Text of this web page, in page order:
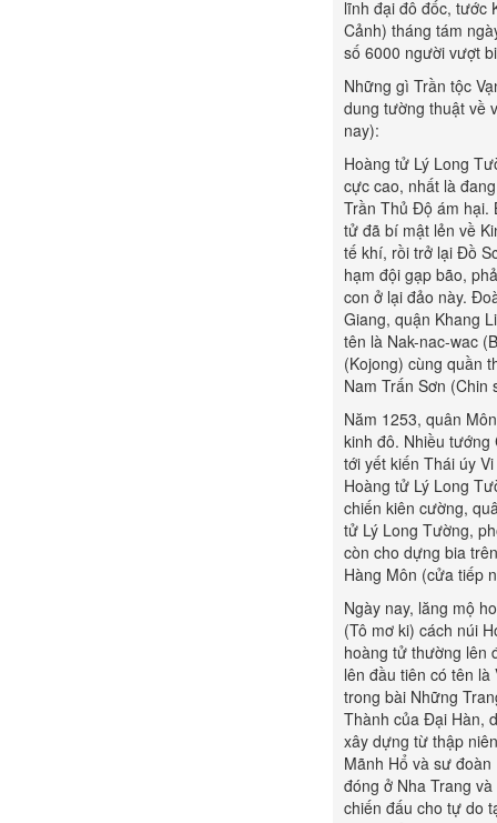
lĩnh đại đô đốc, tước
Cảnh) tháng tám
số 6000 người vượt
Những gì Trần tộc
dung tường thuật về
nay):
Hoàng tử Lý Long
cực cao, nhất là
Trần Thủ Độ ám hại.
tử đã bí mật lẻn về
tế khí, rồi trở lại Đồ
hạm đội gạp bão,
con ở lại đảo này.
Giang, quận Khang
tên là Nak-nac-wac
(Kojong) cùng quần
Nam Trấn Sơn
Năm 1253, quân
kinh đô. Nhiều
tới yết kiến Thái úy
Hoàng tử Lý Long
chiến kiên cường,
tử Lý Long Tường,
còn cho dựng bia
Hàng Môn (cửa tiếp
Ngày nay, lăng mộ
(Tô mơ ki) cách núi
hoàng tử thường lên
lên đầu tiên có tên
trong bài Những
Thành của Đại Hàn,
xây dựng từ thập
Mãnh Hổ và sư
đóng ở Nha Trang
chiến đấu cho tự do